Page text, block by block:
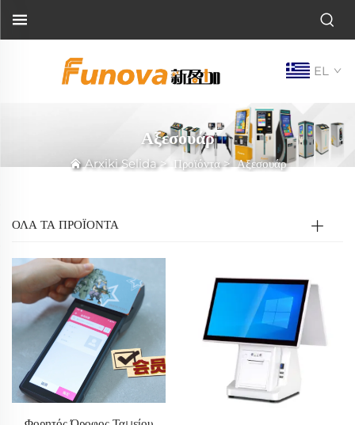
EL
Αξεσουάρ
Arxiki Selida> Προϊόντα>Αξεσουάρ
ΟΛΑ ΤΑ ΠΡΟΪΟΝΤΑ